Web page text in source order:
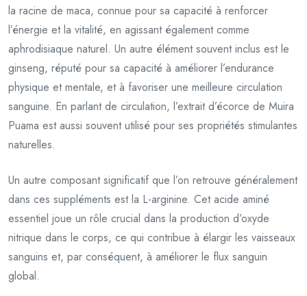
la racine de maca, connue pour sa capacité à renforcer
l’énergie et la vitalité, en agissant également comme
aphrodisiaque naturel. Un autre élément souvent inclus est le
ginseng, réputé pour sa capacité à améliorer l’endurance
physique et mentale, et à favoriser une meilleure circulation
sanguine. En parlant de circulation, l’extrait d’écorce de Muira
Puama est aussi souvent utilisé pour ses propriétés stimulantes
naturelles.
Un autre composant significatif que l’on retrouve généralement
dans ces suppléments est la L-arginine. Cet acide aminé
essentiel joue un rôle crucial dans la production d’oxyde
nitrique dans le corps, ce qui contribue à élargir les vaisseaux
sanguins et, par conséquent, à améliorer le flux sanguin
global.